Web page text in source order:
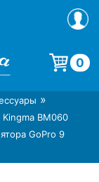
foto-
0
»
BM060
GoPro 9